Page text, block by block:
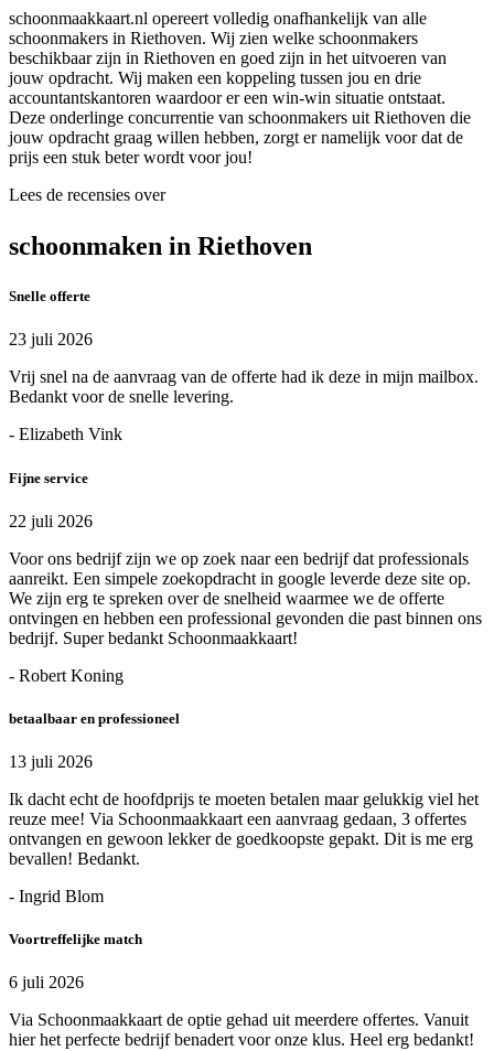
schoonmaakkaart.nl opereert volledig onafhankelijk van alle
schoonmakers in Riethoven. Wij zien welke schoonmakers
beschikbaar zijn in Riethoven en goed zijn in het uitvoeren van
jouw opdracht. Wij maken een koppeling tussen jou en drie
accountantskantoren waardoor er een win-win situatie ontstaat.
Deze onderlinge concurrentie van schoonmakers uit Riethoven die
jouw opdracht graag willen hebben, zorgt er namelijk voor dat de
prijs een stuk beter wordt voor jou!
Lees de recensies over
schoonmaken in Riethoven
Snelle offerte
23 juli 2026
Vrij snel na de aanvraag van de offerte had ik deze in mijn mailbox.
Bedankt voor de snelle levering.
- Elizabeth Vink
Fijne service
22 juli 2026
Voor ons bedrijf zijn we op zoek naar een bedrijf dat professionals
aanreikt. Een simpele zoekopdracht in google leverde deze site op.
We zijn erg te spreken over de snelheid waarmee we de offerte
ontvingen en hebben een professional gevonden die past binnen ons
bedrijf. Super bedankt Schoonmaakkaart!
- Robert Koning
betaalbaar en professioneel
13 juli 2026
Ik dacht echt de hoofdprijs te moeten betalen maar gelukkig viel het
reuze mee! Via Schoonmaakkaart een aanvraag gedaan, 3 offertes
ontvangen en gewoon lekker de goedkoopste gepakt. Dit is me erg
bevallen! Bedankt.
- Ingrid Blom
Voortreffelijke match
6 juli 2026
Via Schoonmaakkaart de optie gehad uit meerdere offertes. Vanuit
hier het perfecte bedrijf benadert voor onze klus. Heel erg bedankt!